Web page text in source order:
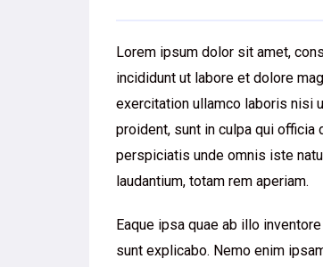
Lorem ipsum dolor sit amet,
incididunt ut labore et dolore
exercitation ullamco laboris nisi
proident, sunt in culpa qui
perspiciatis unde omnis iste
laudantium, totam rem aperiam.
Eaque ipsa quae ab illo
sunt explicabo. Nemo enim